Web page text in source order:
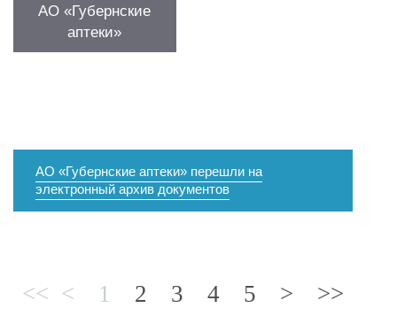
АО «Губернские
аптеки»
АО «Губернские аптеки» перешли на
электронный архив документов
<< < 1 2 3 4 5 > >>